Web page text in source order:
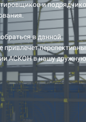
и
в данной
привлечет
АСКОН в нашу дружную